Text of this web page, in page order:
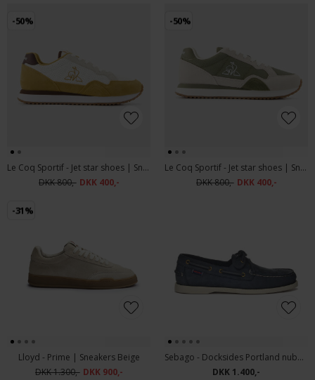
-50%
Le Coq Sportif - Jet star shoes | Sneakers 566 Optical White Oak Buff
DKK 800,- DKK 400,-
-50%
Le Coq Sportif - Jet star shoes | Sneakers 565 Mermaid
DKK 800,- DKK 400,-
-31%
Lloyd - Prime | Sneakers Beige
DKK 1.300,- DKK 900,-
Sebago - Docksides Portland nubuck shoes | Sejlersko Blue Universe
DKK 1.400,-